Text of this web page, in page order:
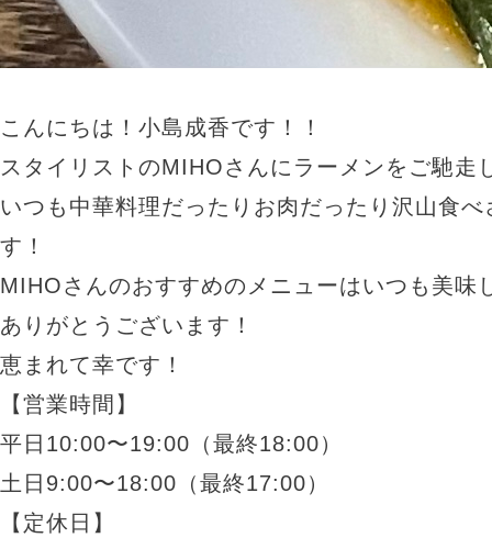
こんにちは！小島成香です！！
スタイリストのMIHOさんにラーメンをご馳走
いつも中華料理だったりお肉だったり沢山食
す！
MIHOさんのおすすめのメニューはいつも美味
ありがとうございます！
恵まれて幸です！
【営業時間】
平日10:00〜19:00（最終18:00）
土日9:00〜18:00（最終17:00）
【定休日】